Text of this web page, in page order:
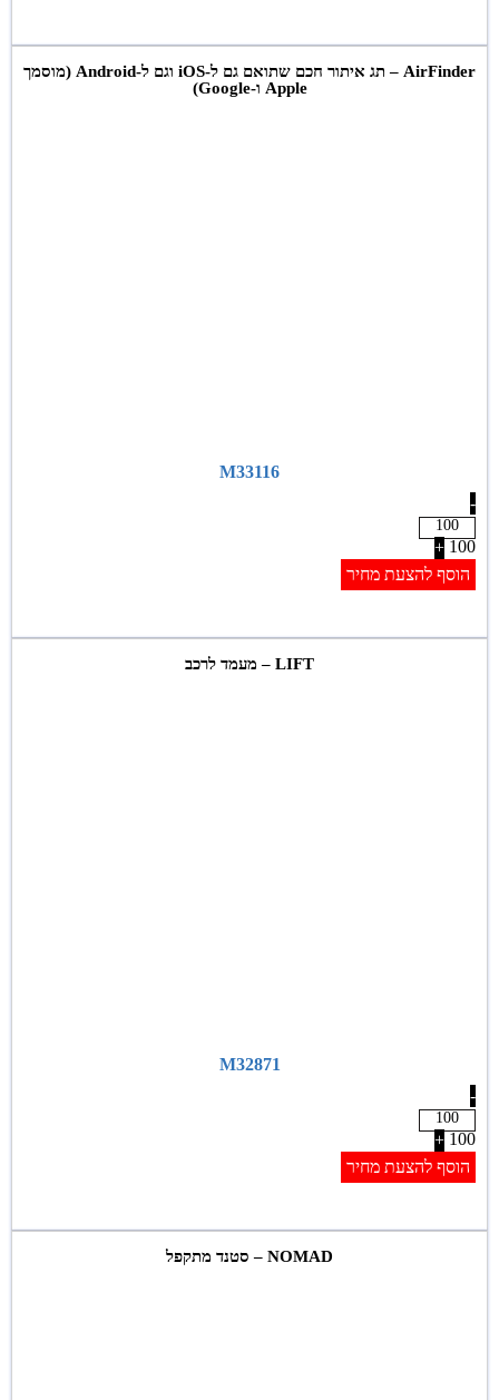
AirFinder – תג איתור חכם שתואם גם ל-iOS וגם ל-Android (מוסמך
Apple ו-Google)
M33116
-
100
+
הוסף להצעת מחיר
LIFT – מעמד לרכב
M32871
-
100
+
הוסף להצעת מחיר
NOMAD – סטנד מתקפל